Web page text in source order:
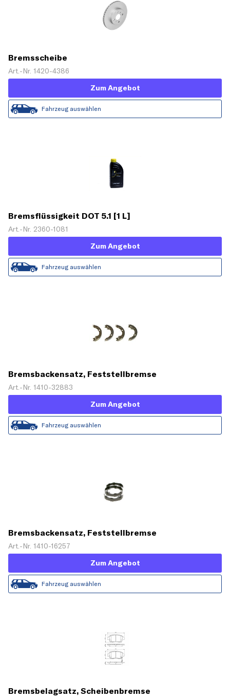
Bremsscheibe
Art.-Nr. 1420-4386
Zum Angebot
Fahrzeug auswählen
Bremsflüssigkeit DOT 5.1 [1 L]
Art.-Nr. 2360-1081
Zum Angebot
Fahrzeug auswählen
Bremsbackensatz, Feststellbremse
Art.-Nr. 1410-32883
Zum Angebot
Fahrzeug auswählen
Bremsbackensatz, Feststellbremse
Art.-Nr. 1410-16257
Zum Angebot
Fahrzeug auswählen
Bremsbelagsatz, Scheibenbremse